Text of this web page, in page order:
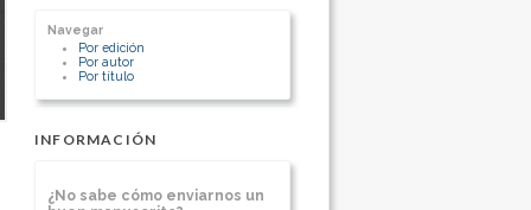
Navegar
Por edición
Por autor
Por título
INFORMACIÓN
¿No sabe cómo enviarnos un